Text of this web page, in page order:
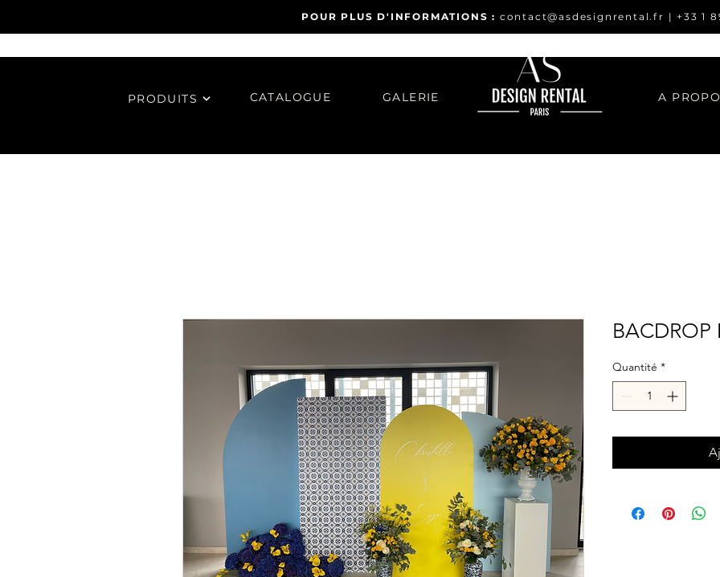
POUR PLUS D'INFORMATIONS : contact@asdesignrental.fr | +33 1
PRODUITS CATALOGUE GALERIE A
BACDROP
Quantité *